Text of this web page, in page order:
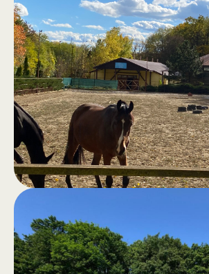
Классическая сауна,
открытый джакузи,
для барбекю — всё для
настроения и полного
Сауна в
Прогулки
верхом